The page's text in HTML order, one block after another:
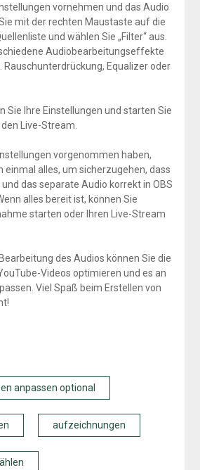
vornehmen und das Audio
mit der rechten Maustaste auf die
und wählen Sie „Filter“ aus.
Audiobearbeitungseffekte
Rauschunterdrückung, Equalizer oder
Sie Ihre Einstellungen und starten Sie
Live-Stream.
vorgenommen haben,
einmal alles, um sicherzugehen, dass
das separate Audio korrekt in OBS
alles bereit ist, können Sie
starten oder Ihren Live-Stream
des Audios können Sie die
Videos optimieren und es an
Viel Spaß beim Erstellen von
anpassen optional
aufzeichnungen